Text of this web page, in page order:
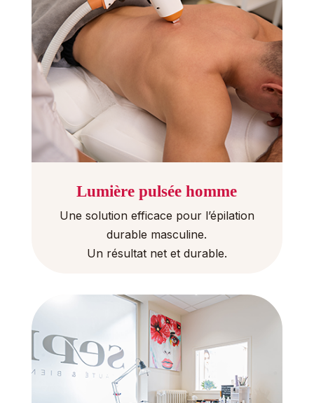
Lumière pulsée homme
Une solution efficace pour l’épilation
durable masculine.
Un résultat net et durable.